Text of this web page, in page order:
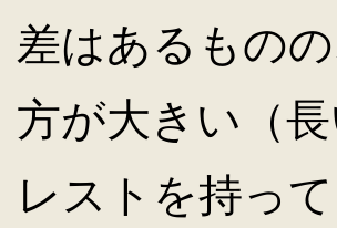
差はあるもの
方が大きい（長
レストを持っ